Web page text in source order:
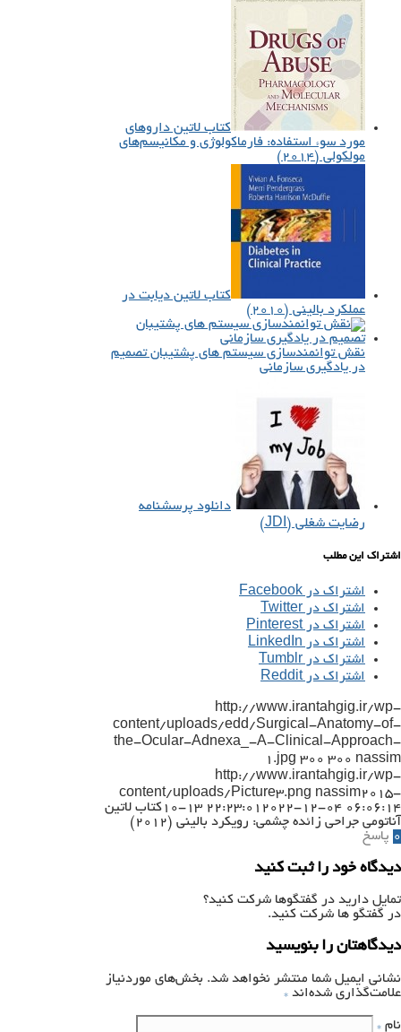
کتاب لاتین داروهای
مورد سوء استفاده: فارماکولوژی و مکانیسم‌های
مولکولی (۲۰۱۴)
کتاب لاتین دیابت در
عملکرد بالینی (۲۰۱۰)
نقش توانمندسازی سیستم های پشتیبان تصمیم
در یادگیری سازمانی
دانلود پرسشنامه
رضایت شغلی (JDI)
اشتراک این مطلب
اشتراک در Facebook
اشتراک در Twitter
اشتراک در Pinterest
اشتراک در LinkedIn
اشتراک در Tumblr
اشتراک در Reddit
http://www.irantahgig.ir/wp-
content/uploads/edd/Surgical-Anatomy-of-
the-Ocular-Adnexa_-A-Clinical-Approach-
1.jpg 300 300 nassim
http://www.irantahgig.ir/wp-
content/uploads/Picture3.png nassim2015-
10-13 22:23:01 2022-12-04 06:06:14
کتاب لاتین
آناتومی جراحی زائده چشمی: رویکرد بالینی (۲۰۱۲)
0 پاسخ
دیدگاه خود را ثبت کنید
تمایل دارید در گفتگوها شرکت کنید؟
در گفتگو ها شرکت کنید.
دیدگاهتان را بنویسید
نشانی ایمیل شما منتشر نخواهد شد. بخش‌های موردنیاز
علامت‌گذاری شده‌اند *
نام *